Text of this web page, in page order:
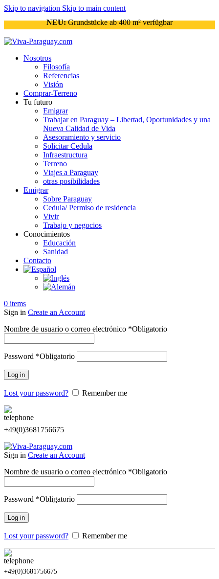
Skip to navigation Skip to main content
NEU:Grundstücke ab 400 m² verfügbar
Nosotros
Filosofía
Referencias
Visión
Comprar-Terreno
Tu futuro
Emigrar
Trabajar en Paraguay – Libertad, Oportunidades y una
Nueva Calidad de Vida
Asesoramiento y servicio
Solicitar Cedula
Infraestructura
Terreno
Viajes a Paraguay
otras posibilidades
Emigrar
Sobre Paraguay
Cedula/ Permiso de residencia
Vivir
Trabajo y negocios
Conocimientos
Educación
Sanidad
Contacto
0 items
Sign in Create an Account
Nombre de usuario o correo electrónico *Obligatorio
Password *Obligatorio
Log in
Lost your password? Remember me
+49(0)3681756675
Sign in Create an Account
Nombre de usuario o correo electrónico *Obligatorio
Password *Obligatorio
Log in
Lost your password? Remember me
+49(0)3681756675